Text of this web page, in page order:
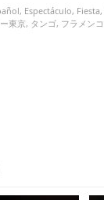
, Espectáculo, Fiesta,
東京, タンゴ, フラメンコ